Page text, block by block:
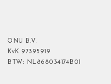
ONU B.V.
KvK 97395919
BTW: NL868034174B01